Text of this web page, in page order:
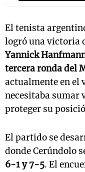
El tenista
logró una victoria
Yannick
tercera ronda del
actualmente en el
necesitaba sumar
proteger su
El partido se
donde Cerúndolo
6-1 y 7-5. El